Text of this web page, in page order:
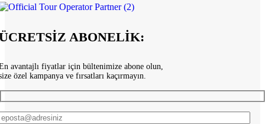
ABONELİK:
avantajlı fiyatlar için bültenimize abone olun,
özel kampanya ve fırsatları kaçırmayın.